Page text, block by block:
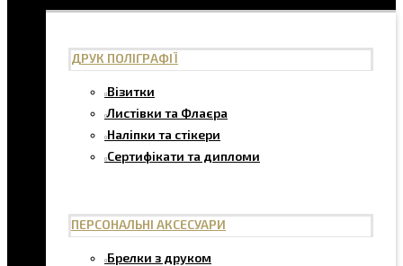
ДРУК ПОЛІГРАФІЇ
Візитки
Листівки та Флаєра
Наліпки та стікери
Сертифікати та дипломи
ПЕРСОНАЛЬНІ АКСЕСУАРИ
Брелки з друком